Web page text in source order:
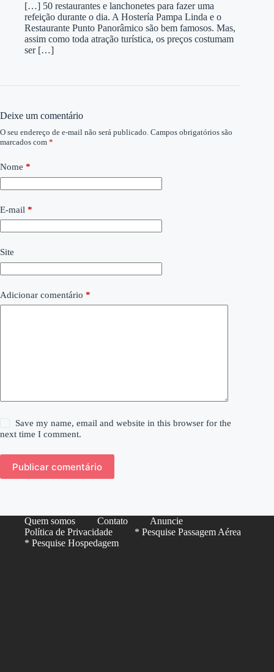
[…] 50 restaurantes e lanchonetes para fazer uma
refeição durante o dia. A Hostería Pampa Linda e o
Restaurante Punto Panorâmico são bem famosos. Mas,
assim como toda atração turística, os preços costumam
ser […]
Deixe um comentário
O seu endereço de e-mail não será publicado. Campos obrigatórios são
marcados com *
Nome *
E-mail *
Site
Adicionar comentário *
Save my name, email and website in this browser for the
next time I comment.
Publicar comentário
Quem somos Contato
Anuncie
Política de Privacidade
* Pesquise Passagem Aérea
* Pesquise Hospedagem